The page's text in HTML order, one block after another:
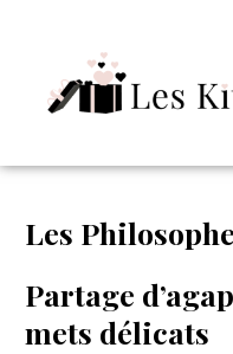
Les Philosophe
Partage
mets délicats